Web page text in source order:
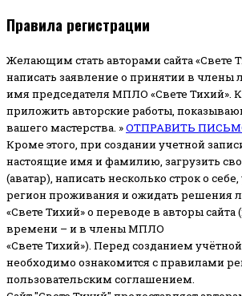
Правила регистрации
Желающим стать авторами сайта «Свете
написать заявление о принятии в члены
имя председателя МПЛО «Свете Тихий».
приложить авторские работы,
вашего мастерства. »ОТПРАВИТЬ
Кроме этого, при создании учетной
настоящие имя и фамилию, загрузить
(аватар), написать несколько строк о себе,
регион проживания и ожидать решения
«Свете Тихий» о переводе в авторы сайта
времени – и в члены МПЛО
«Свете Тихий»). Перед созданием
необходимо ознакомится с правилами
пользовательским соглашением.